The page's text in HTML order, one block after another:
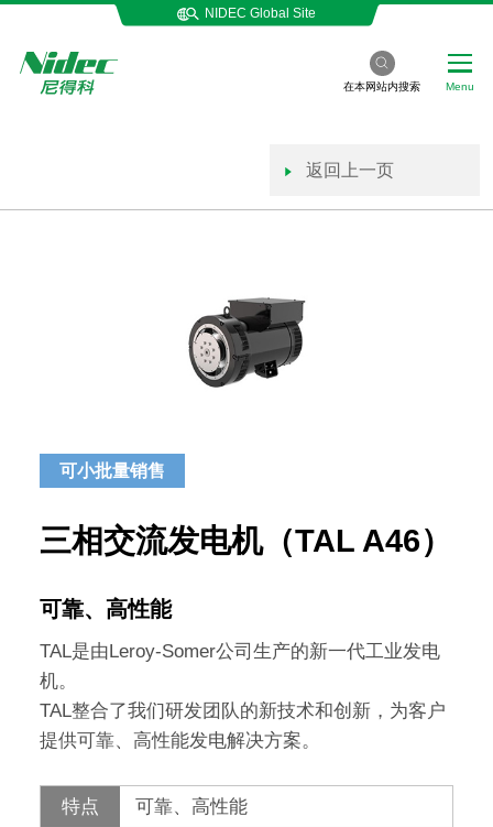
NIDEC Global Site
在本网站内搜索 Menu
返回上一页
可小批量销售
三相交流发电机（TAL A46）
可靠、高性能
TAL是由Leroy-Somer公司生产的新一代工业发电
机。
TAL整合了我们研发团队的新技术和创新，为客户
提供可靠、高性能发电解决方案。
特点 可靠、高性能